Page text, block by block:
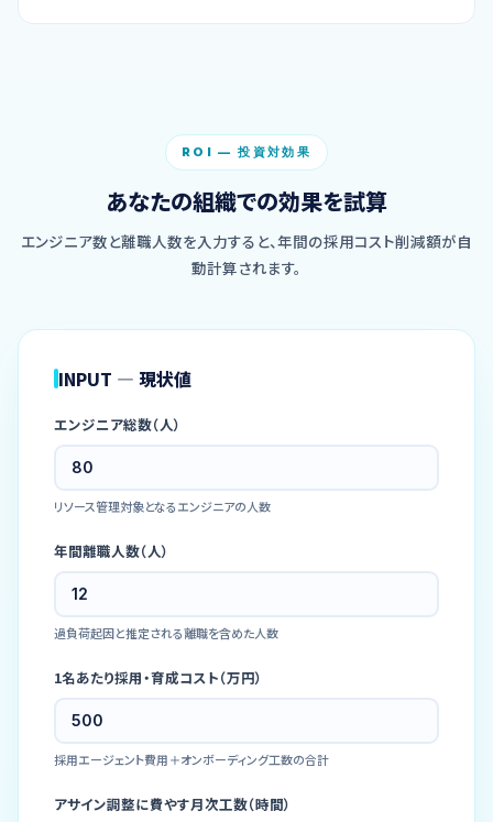
ROI — 投資対効果
あなたの組織での効果を試算
エンジニア数と離職人数を入力すると、年間の採用コスト削減額が自
動計算されます。
INPUT — 現状値
エンジニア総数（人）
リソース管理対象となるエンジニアの人数
年間離職人数（人）
過負荷起因と推定される離職を含めた人数
1名あたり採用・育成コスト（万円）
採用エージェント費用＋オンボーディング工数の合計
アサイン調整に費やす月次工数（時間）